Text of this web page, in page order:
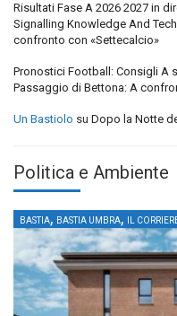
Risultati Fase A 2026 2027 in
Signalling Knowledge And
confronto con «Settecalcio»
Pronostici Football: Consigli A
Passaggio di Bettona: A
Un Bastiolo su Dopo la Notte
Politica e Ambiente
BASTIA, BASTIA UMBRA, IL